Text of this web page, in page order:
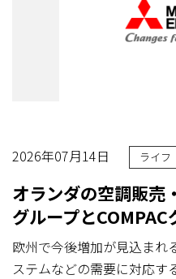
2026年07月14日 ライフ
オランダの空調販売
グループと
欧州で今後増加が見込まれ
ステムなどの需要に対応す